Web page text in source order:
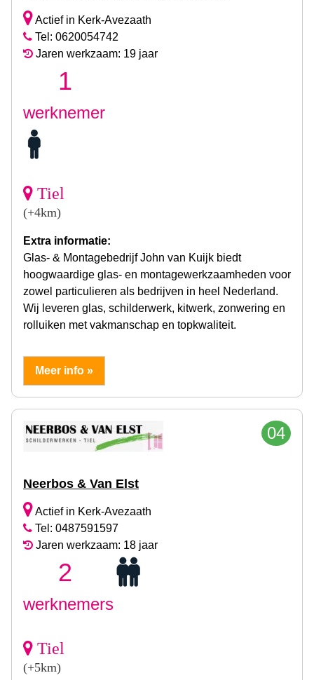
Actief in Kerk-Avezaath
Tel: 0620054742
Jaren werkzaam: 19 jaar
1
werknemer
Tiel
(+4km)
Extra informatie:
Glas- & Montagebedrijf John van Kuijk biedt
hoogwaardige glas- en montagewerkzaamheden voor
zowel particulieren als bedrijven in heel Nederland.
Wij leveren glas, schilderwerk, kitwerk, zonwering en
rolluiken met vakmanschap en topkwaliteit.
Meer info »
04
Neerbos & Van Elst
Actief in Kerk-Avezaath
Tel: 0487591597
Jaren werkzaam: 18 jaar
2
werknemers
Tiel
(+5km)